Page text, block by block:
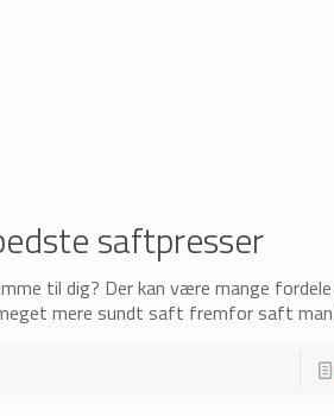
saftpresser
til dig? Der kan være mange
mere sundt saft fremfor saft man